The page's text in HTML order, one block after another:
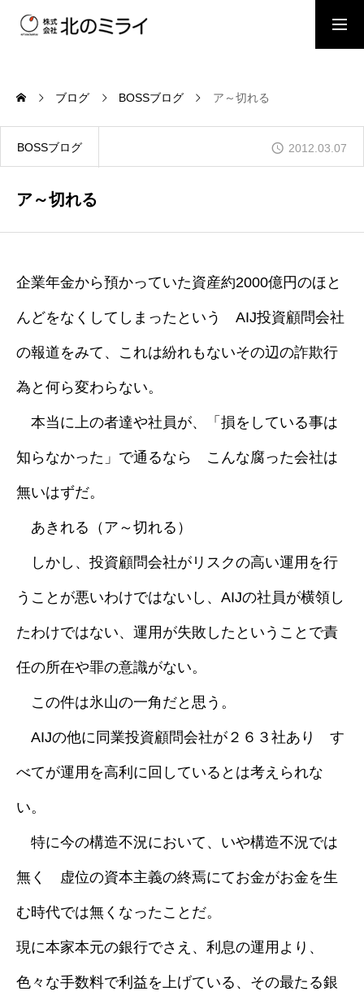
会社概要
事業内容
お問い合わせ
採用情報
ブログ
ブログ BOSSブログ ア～切れる
BOSSブログ 2012.03.07
ア～切れる
企業年金から預かっていた資産約2000億円のほと
んどをなくしてしまったという AIJ投資顧問会社
の報道をみて、これは紛れもないその辺の詐欺行
為と何ら変わらない。
本当に上の者達や社員が、「損をしている事は
知らなかった」で通るなら こんな腐った会社は
無いはずだ。
あきれる（ア～切れる）
しかし、投資顧問会社がリスクの高い運用を行
うことが悪いわけではないし、AIJの社員が横領し
たわけではない、運用が失敗したということで責
任の所在や罪の意識がない。
この件は氷山の一角だと思う。
AIJの他に同業投資顧問会社が２６３社あり す
べてが運用を高利に回しているとは考えられな
い。
特に今の構造不況において、いや構造不況では
無く 虚位の資本主義の終焉にてお金がお金を生
む時代では無くなったことだ。
現に本家本元の銀行でさえ、利息の運用より、
色々な手数料で利益を上げている、その最たる銀